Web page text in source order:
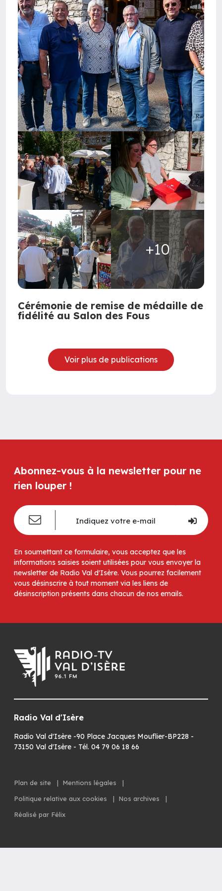
+10
Cérémonie de remise de médaille de
fidélité au Salon des Fous
Voir plus de publications
Abonnez-vous à la newsletter pour ne
rien louper !
En soumettant ce formulaire, vous acceptez que les
informations saisies soient utilisées pour vous envoyer la
newsletter de Radio Val d'Isère. Vous pourrez facilement
vous désinscrire à tout moment via les liens de
désinscription présents dans chacun de nos emails.
Radio Val d'Isère
Radio Val d'Isère -90 Place Jacques Mouflier-BP228 -
73150 Val d'Isère - Tél. 04 79 06 18 66
Plan de site | Mentions légales
|
Politique relative aux cookies
| Nos archives
|
Réalisé par Félix